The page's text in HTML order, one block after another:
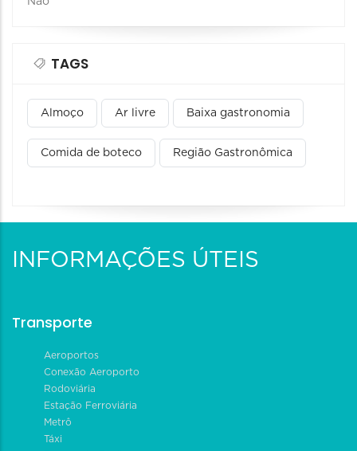
TAGS
Almoço Ar livre Baixa gastronomia
Comida de boteco Região Gastronômica
INFORMAÇÕES ÚTEIS
Transporte
Aeroportos
Conexão Aeroporto
Rodoviária
Estação Ferroviária
Metrô
Táxi